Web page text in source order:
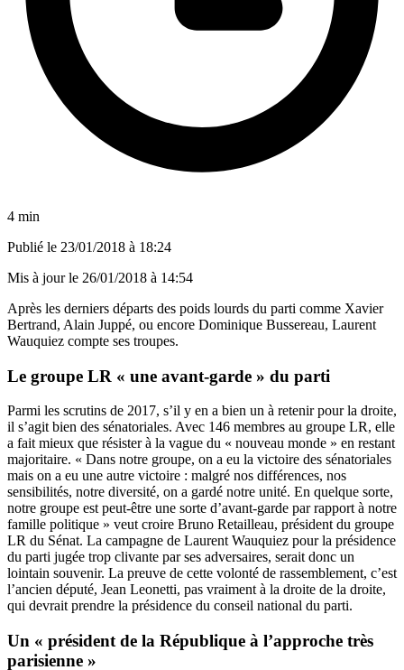
4 min
Publié le 23/01/2018 à 18:24
Mis à jour le 26/01/2018 à 14:54
Après les derniers départs des poids lourds du parti comme Xavier
Bertrand, Alain Juppé, ou encore Dominique Bussereau, Laurent
Wauquiez compte ses troupes.
Le groupe LR « une avant-garde » du parti
Parmi les scrutins de 2017, s’il y en a bien un à retenir pour la droite,
il s’agit bien des sénatoriales. Avec 146 membres au groupe LR, elle
a fait mieux que résister à la vague du « nouveau monde » en restant
majoritaire. « Dans notre groupe, on a eu la victoire des sénatoriales
mais on a eu une autre victoire : malgré nos différences, nos
sensibilités, notre diversité, on a gardé notre unité. En quelque sorte,
notre groupe est peut-être une sorte d’avant-garde par rapport à notre
famille politique » veut croire Bruno Retailleau, président du groupe
LR du Sénat. La campagne de Laurent Wauquiez pour la présidence
du parti jugée trop clivante par ses adversaires, serait donc un
lointain souvenir. La preuve de cette volonté de rassemblement, c’est
l’ancien député, Jean Leonetti, pas vraiment à la droite de la droite,
qui devrait prendre la présidence du conseil national du parti.
Un « président de la République à l’approche très
parisienne »